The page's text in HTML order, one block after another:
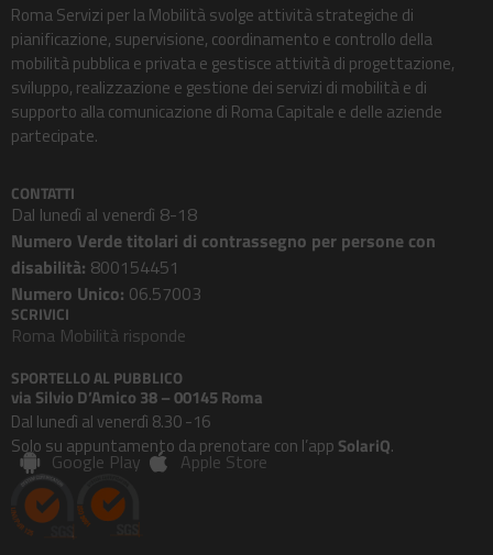
Roma Servizi per la Mobilità svolge attività strategiche di
pianificazione, supervisione, coordinamento e controllo della
mobilità pubblica e privata e gestisce attività di progettazione,
sviluppo, realizzazione e gestione dei servizi di mobilità e di
supporto alla comunicazione di Roma Capitale e delle aziende
partecipate.
CONTATTI
Dal lunedì al venerdì 8-18
Numero Verde titolari di contrassegno per persone con
disabilità: 800154451
Numero Unico: 06.57003
SCRIVICI
Roma Mobilità risponde
SPORTELLO AL PUBBLICO
via Silvio D’Amico 38 – 00145 Roma
Dal lunedì al venerdì 8.30 -16
Solo su appuntamento da prenotare con l’app SolariQ.
Google Play Apple Store